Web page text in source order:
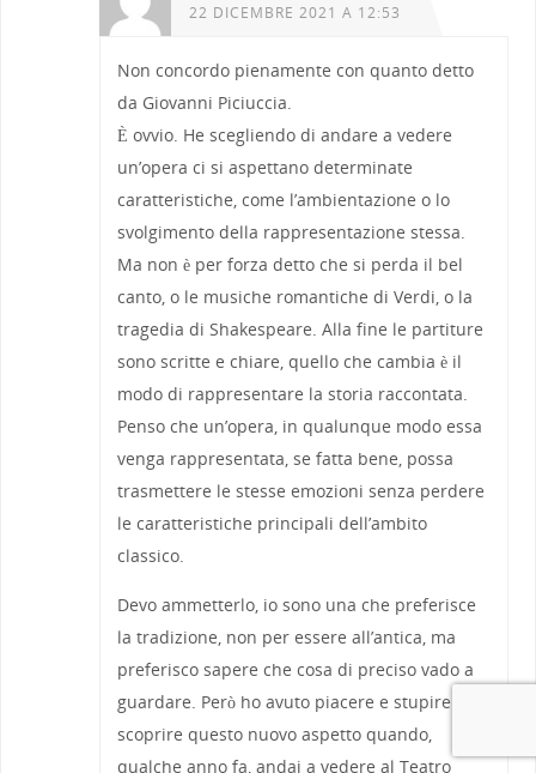
22 DICEMBRE 2021 A 12:53
Non concordo pienamente con quanto detto
da Giovanni Piciuccia.
È ovvio. He scegliendo di andare a vedere
un’opera ci si aspettano determinate
caratteristiche, come l’ambientazione o lo
svolgimento della rappresentazione stessa.
Ma non è per forza detto che si perda il bel
canto, o le musiche romantiche di Verdi, o la
tragedia di Shakespeare. Alla fine le partiture
sono scritte e chiare, quello che cambia è il
modo di rappresentare la storia raccontata.
Penso che un’opera, in qualunque modo essa
venga rappresentata, se fatta bene, possa
trasmettere le stesse emozioni senza perdere
le caratteristiche principali dell’ambito
classico.
Devo ammetterlo, io sono una che preferisce
la tradizione, non per essere all’antica, ma
preferisco sapere che cosa di preciso vado a
guardare. Però ho avuto piacere e stupire di
scoprire questo nuovo aspetto quando,
qualche anno fa, andai a vedere al Teatro